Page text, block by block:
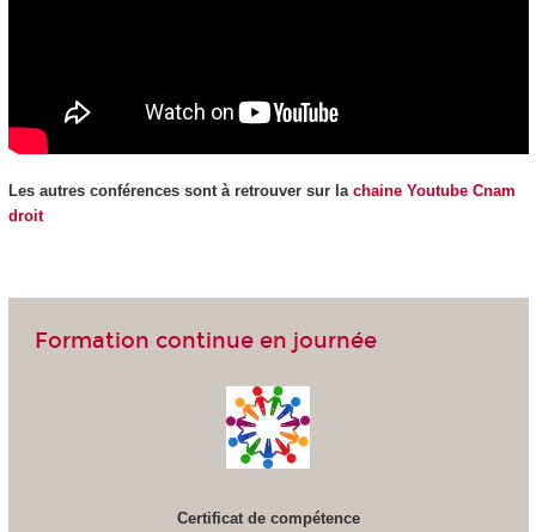
Les autres conférences sont à retrouver sur la chaine Youtube Cnam
droit
Formation continue en journée
Certificat de compétence